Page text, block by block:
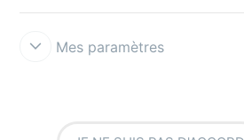
Mes paramètres